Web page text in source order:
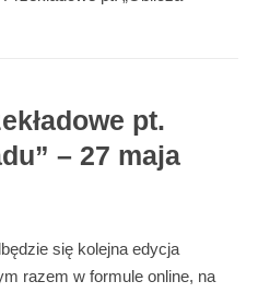
pt.
– 27 maja
się kolejna edycja
razem w formule online, na